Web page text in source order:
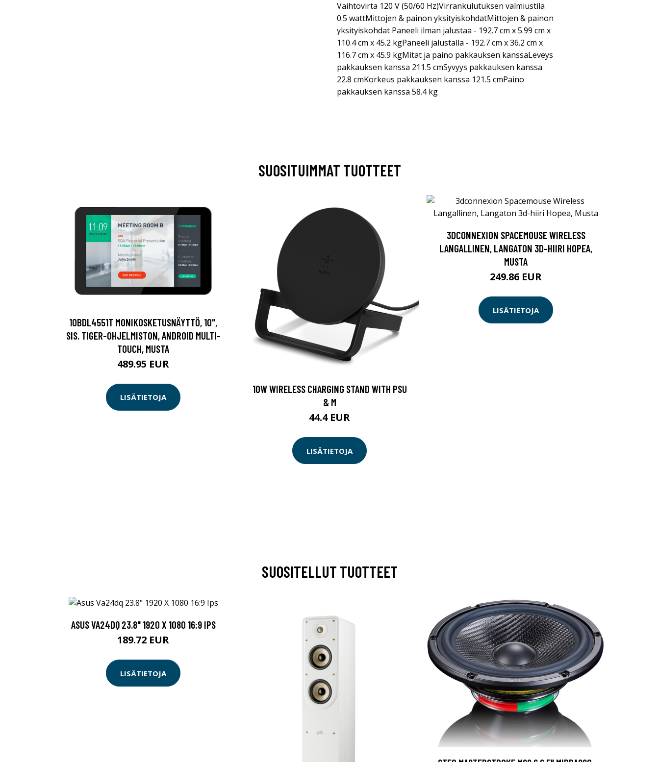
Vaihtovirta 120 V (50/60 Hz)Virrankulutuksen valmiustila
0.5 wattMittojen & painon yksityiskohdatMittojen & painon
yksityiskohdat Paneeli ilman jalustaa - 192.7 cm x 5.99 cm x
110.4 cm x 45.2 kgPaneeli jalustalla - 192.7 cm x 36.2 cm x
116.7 cm x 45.9 kgMitat ja paino pakkauksen kanssaLeveys
pakkauksen kanssa 211.5 cmSyvyys pakkauksen kanssa
22.8 cmKorkeus pakkauksen kanssa 121.5 cmPaino
pakkauksen kanssa 58.4 kg
SUOSITUIMMAT TUOTTEET
10BDL4551T MONIKOSKETUSNÄYTTÖ, 10",
SIS. TIGER-OHJELMISTON, ANDROID MULTI-
TOUCH, MUSTA
489.95 EUR
LISÄTIETOJA
10W WIRELESS CHARGING STAND WITH PSU
& M
44.4 EUR
LISÄTIETOJA
3DCONNEXION SPACEMOUSE WIRELESS
LANGALLINEN, LANGATON 3D-HIIRI HOPEA,
MUSTA
249.86 EUR
LISÄTIETOJA
SUOSITELLUT TUOTTEET
ASUS VA24DQ 23.8" 1920 X 1080 16:9 IPS
189.72 EUR
LISÄTIETOJA